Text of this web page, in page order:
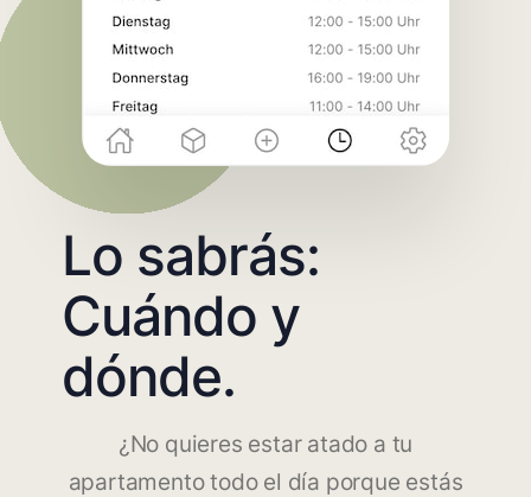
Lo sabrás:
Cuándo y
dónde.
¿No quieres estar atado a tu
apartamento todo el día porque estás